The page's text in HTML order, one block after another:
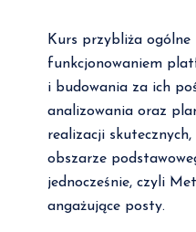
Kurs przybliża
funkcjonowaniem
i budowania za ich
analizowania oraz
realizacji
obszarze
jednocześnie, czyli
angażujące posty.